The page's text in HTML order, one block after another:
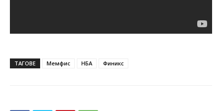
ТАГОВЕ Мемфис НБА Финикс